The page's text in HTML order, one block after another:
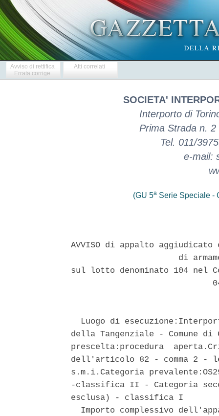
Avviso di rettifica
Errata corrige
Atti correlati
SOCIETA'
Interporto di
Prima Strada n.
Tel. 011/
e-mail:
(GU 5a Serie Speciale -
AVVISO di appalto
di
sul lotto denominato 104 nel
Luogo di
della Tangenziale - Comune
prescelta:procedura
dell'articolo 82 - comma 2 -
s.m.i.Categoria
-classifica II - Categoria
esclusa) - classifica I
Importo complessivo